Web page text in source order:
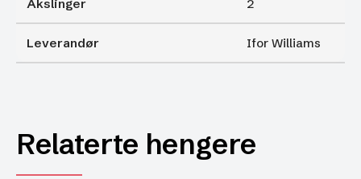
Akslinger 2
Leverandør Ifor Williams
Relaterte hengere